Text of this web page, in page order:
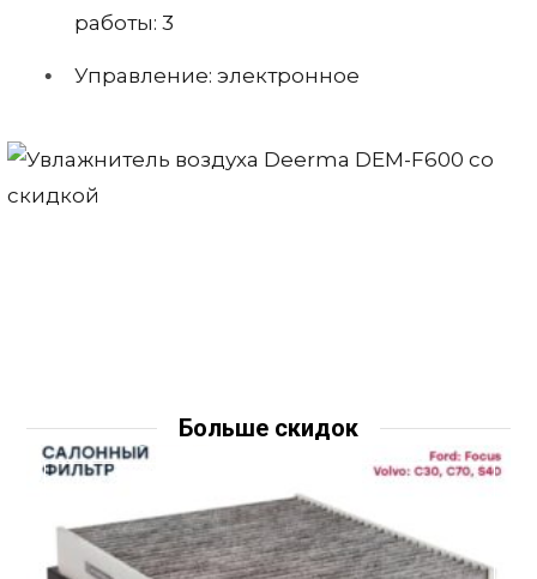
работы: 3
Управление: электронное
Больше скидок